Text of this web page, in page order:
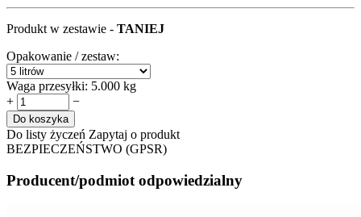
Produkt w zestawie - TANIEJ
Opakowanie / zestaw:
Waga przesyłki: 5.000 kg
+
−
Do koszyka
Do listy życzeń Zapytaj o produkt
BEZPIECZEŃSTWO (GPSR)
Producent/podmiot odpowiedzialny